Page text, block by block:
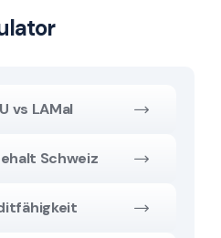
vs LAMal
Schweiz